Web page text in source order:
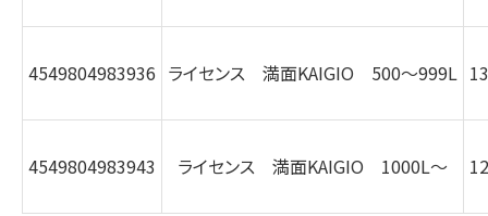
4549804983936 ライセンス 満面KAIGIO 500～999L
4549804983943 ライセンス 満面KAIGIO 1000L～